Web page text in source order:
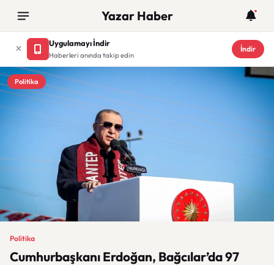
Yazar Haber
Uygulamayı İndir
Haberleri anında takip edin
İndir
Politika
Politika
Cumhurbaşkanı Erdoğan, Bağcılar’da 97